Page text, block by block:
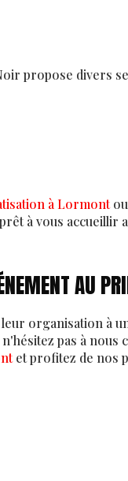
propose divers
à Lormont
à vous accueillir
AU
leur organisation à
pas à nous
et profitez de nos